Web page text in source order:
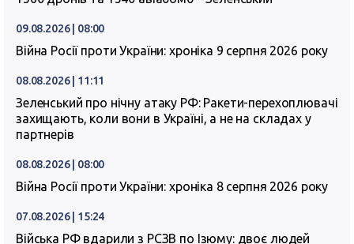
09.08.2026 | 08:00
Війна Росії проти України: хроніка 9 серпня 2026 року
08.08.2026 | 11:11
Зеленський про нічну атаку РФ: Ракети-перехоплювачі
захищають, коли вони в Україні, а не на складах у
партнерів
08.08.2026 | 08:00
Війна Росії проти України: хроніка 8 серпня 2026 року
07.08.2026 | 15:24
Війська РФ вдарили з РСЗВ по Ізюму: двоє людей